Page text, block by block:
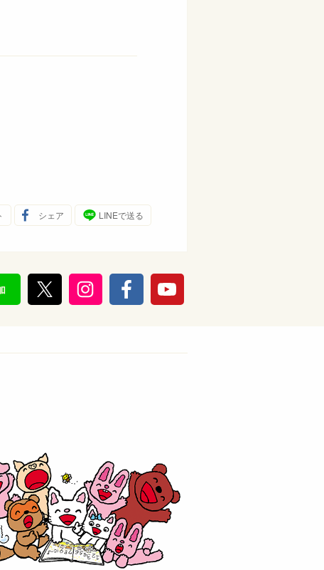
シェア LINEで送る